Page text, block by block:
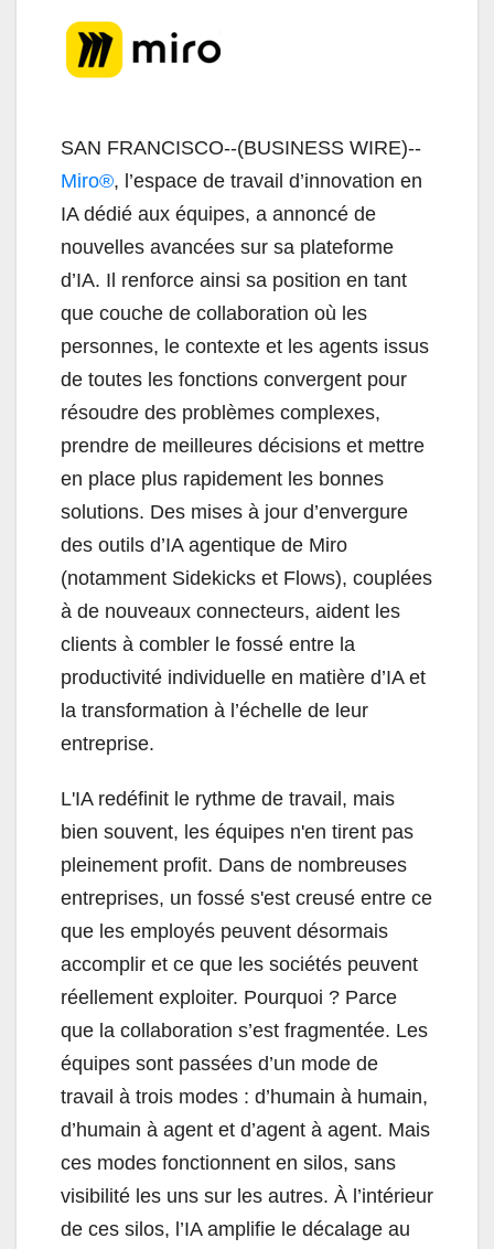
SAN FRANCISCO--(BUSINESS WIRE)--
Miro®, l’espace de travail d’innovation en
IA dédié aux équipes, a annoncé de
nouvelles avancées sur sa plateforme
d’IA. Il renforce ainsi sa position en tant
que couche de collaboration où les
personnes, le contexte et les agents issus
de toutes les fonctions convergent pour
résoudre des problèmes complexes,
prendre de meilleures décisions et mettre
en place plus rapidement les bonnes
solutions. Des mises à jour d’envergure
des outils d’IA agentique de Miro
(notamment Sidekicks et Flows), couplées
à de nouveaux connecteurs, aident les
clients à combler le fossé entre la
productivité individuelle en matière d’IA et
la transformation à l’échelle de leur
entreprise.
L'IA redéfinit le rythme de travail, mais
bien souvent, les équipes n'en tirent pas
pleinement profit. Dans de nombreuses
entreprises, un fossé s'est creusé entre ce
que les employés peuvent désormais
accomplir et ce que les sociétés peuvent
réellement exploiter. Pourquoi ? Parce
que la collaboration s’est fragmentée. Les
équipes sont passées d’un mode de
travail à trois modes : d’humain à humain,
d’humain à agent et d’agent à agent. Mais
ces modes fonctionnent en silos, sans
visibilité les uns sur les autres. À l’intérieur
de ces silos, l’IA amplifie le décalage au